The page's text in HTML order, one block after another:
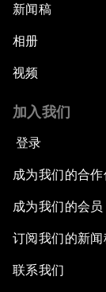
新闻稿
相册
视频
加入我们
登录
成为我们的合
成为我们的会员
订阅我们的新闻
联系我们